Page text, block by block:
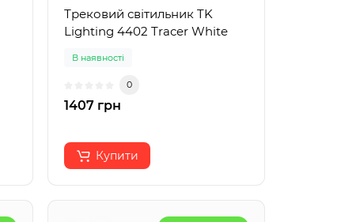
Трековий світильник TK
Lighting 4402 Tracer White
В наявності
0
1407 грн
Купити